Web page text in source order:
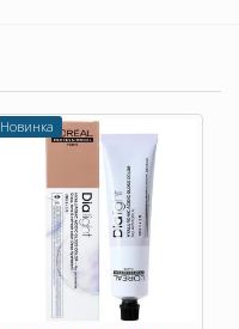
Новинка